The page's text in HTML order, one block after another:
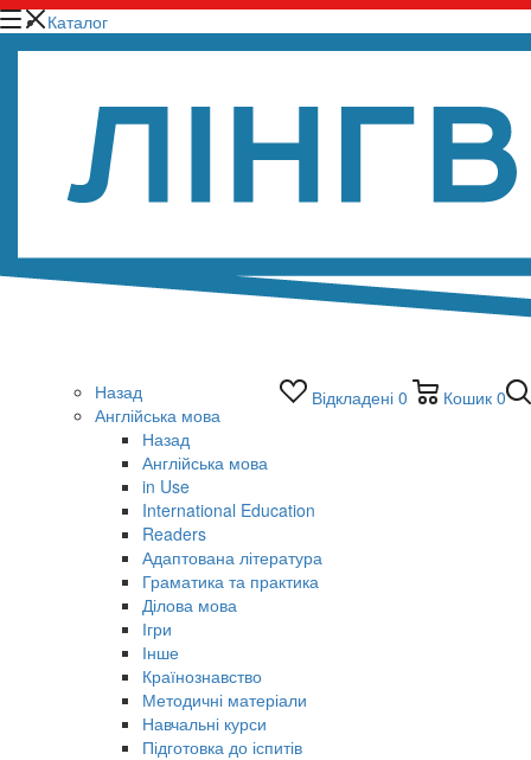
Відкладені 0 Кошик 0
Каталог
Назад
Англійська мова
Назад
Англійська мова
in Use
International Education
Readers
Адаптована література
Граматика та практика
Ділова мова
Ігри
Інше
Країнознавство
Методичні матеріали
Навчальні курси
Підготовка до іспитів